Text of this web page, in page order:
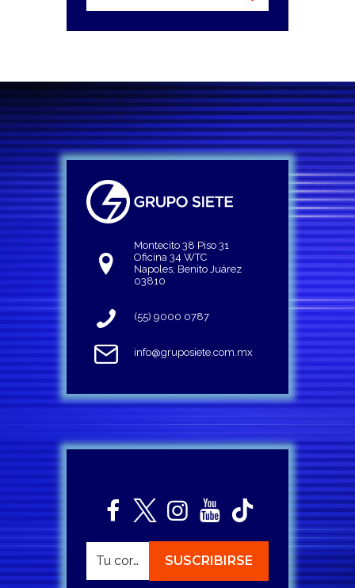
Montecito 38 Piso 31
Oficina 34 WTC
Napoles, Benito Juárez
03810
(55) 9000 0787
info@gruposiete.com.mx